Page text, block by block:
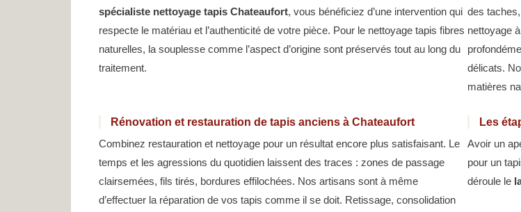
spécialiste nettoyage tapis Chateaufort, vous bénéficiez d’une intervention qui
respecte le matériau et l’authenticité de votre pièce. Pour le nettoyage tapis fibres
naturelles, la souplesse comme l’aspect d’origine sont préservés tout au long du
traitement.
des
nettoyage
délicats.
matières
Rénovation et restauration de tapis anciens à Chateaufort
Combinez restauration et nettoyage pour un résultat encore plus satisfaisant. Le
temps et les agressions du quotidien laissent des traces : zones de passage
clairsemées, fils tirés, bordures effilochées. Nos artisans sont à même
d’effectuer la réparation de vos tapis comme il se doit. Retissage, consolidation
Les
Avoir un
pour un
déroule le